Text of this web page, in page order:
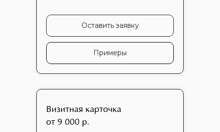
Оставить заявку
Визитная карточка
от 9 000 р.
Примеры